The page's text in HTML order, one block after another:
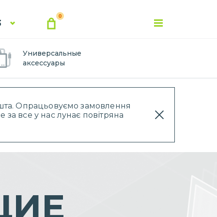
Опрацьовуємо замовлення
все у нас лунає повітряна
0
Универсальные
аксессуары